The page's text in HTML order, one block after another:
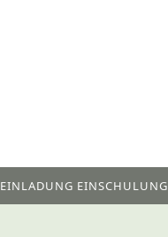
EINLADUNG EINSCHULUNG